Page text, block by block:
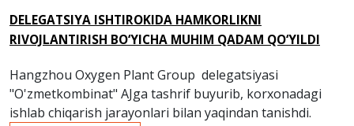
DELEGATSIYA ISHTIROKIDA HAMKORLIKNI
RIVOJLANTIRISH BO‘YICHA MUHIM QADAM QO‘YILDI
Hangzhou Oxygen Plant Group delegatsiyasi
"O'zmetkombinat" AJga tashrif buyurib, korxonadagi
ishlab chiqarish jarayonlari bilan yaqindan tanishdi.